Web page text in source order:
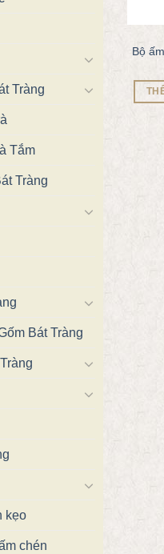
Tràng
Tắm
Tràng
Bát Tràng
kẹo
chén
Bộ